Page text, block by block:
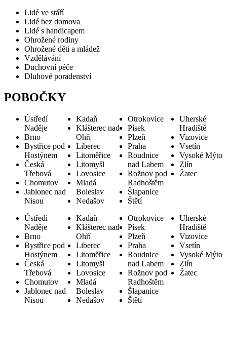
Lidé ve stáří
Lidé bez domova
Lidé s handicapem
Ohrožené rodiny
Ohrožené děti a mládež
Vzdělávání
Duchovní péče
Dluhové poradenství
POBOČKY
Ústředí
Naděje
Brno
Bystřice pod
Hostýnem
Česká
Třebová
Chomutov
Jablonec nad
Nisou
Kadaň
Klášterec nad
Ohří
Liberec
Litoměřice
Litomyšl
Lovosice
Mladá
Boleslav
Nedašov
Otrokovice
Písek
Plzeň
Praha
Roudnice
nad Labem
Rožnov pod
Radhoštěm
Šlapanice
Štětí
Uherské
Hradiště
Vizovice
Vsetín
Vysoké Mýto
Zlín
Žatec
Ústředí
Naděje
Brno
Bystřice pod
Hostýnem
Česká
Třebová
Chomutov
Jablonec nad
Nisou
Kadaň
Klášterec nad
Ohří
Liberec
Litoměřice
Litomyšl
Lovosice
Mladá
Boleslav
Nedašov
Otrokovice
Písek
Plzeň
Praha
Roudnice
nad Labem
Rožnov pod
Radhoštěm
Šlapanice
Štětí
Uherské
Hradiště
Vizovice
Vsetín
Vysoké Mýto
Zlín
Žatec